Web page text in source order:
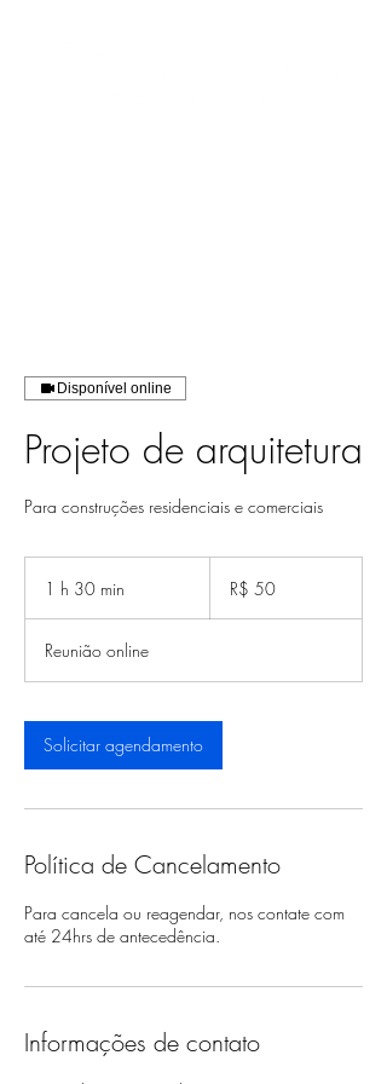
Disponível online
Projeto de arquitetura
Para construções residenciais e comerciais
1 h 30 min
m
i
brasileiros
R$ 50
Reunião online
Solicitar agendamento
Política de Cancelamento
Para cancela ou reagendar, nos contate com
até 24hrs de antecedência.
Informações de contato